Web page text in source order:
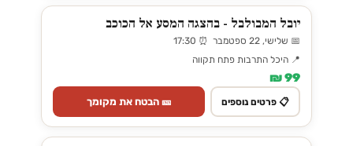
יובל המבולבל - בהצגה המסע אל הכוכב
📅 שלישי, 22 ספטמבר ⏰ 17:30
📍 היכל התרבות פתח תקווה
99 ₪
📋 פרטים נוספים 🎫 הבטח את מקומך